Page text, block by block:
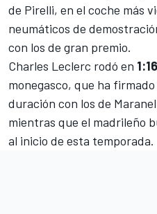
de Pirelli, en el coche más
neumáticos de
con los de gran premio.
Charles Leclerc rodó en
monegasco, que ha
duración con los de
mientras que el madrileño
al inicio de esta temporada.